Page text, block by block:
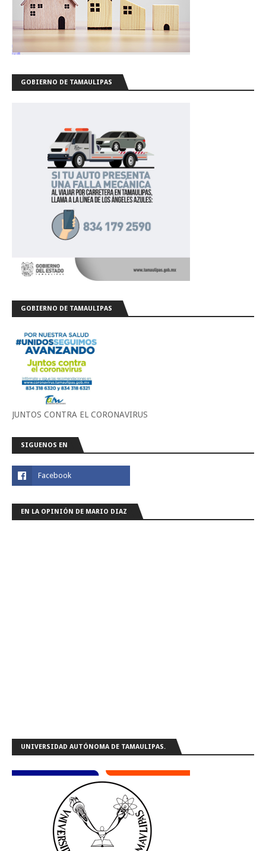
GOBIERNO DE TAMAULIPAS
GOBIERNO DE TAMAULIPAS
JUNTOS CONTRA EL CORONAVIRUS
SIGUENOS EN
EN LA OPINIÓN DE MARIO DIAZ
UNIVERSIDAD AUTÓNOMA DE TAMAULIPAS.